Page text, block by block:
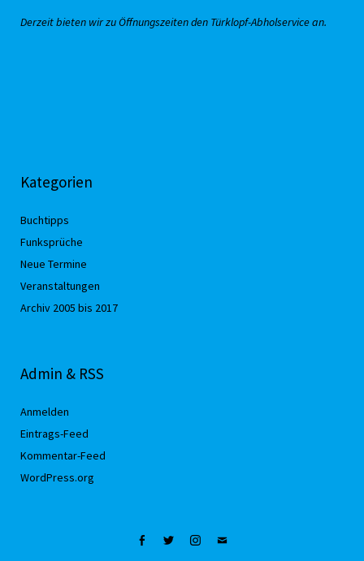
Derzeit bieten wir zu Öffnungszeiten den Türklopf-Abholservice an.
Kategorien
Buchtipps
Funksprüche
Neue Termine
Veranstaltungen
Archiv 2005 bis 2017
Admin & RSS
Anmelden
Eintrags-Feed
Kommentar-Feed
WordPress.org